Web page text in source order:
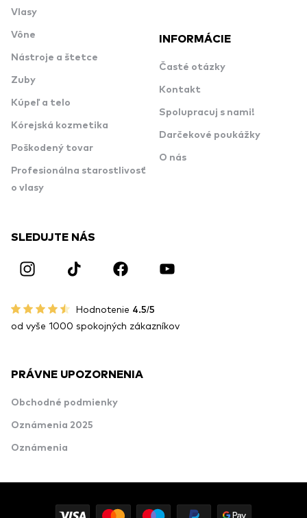
Vlasy
Vône
Nástroje a štetce
Zuby
Kúpeľ a telo
Kórejská kozmetika
Poškodený tovar
Profesionálna starostlivosť
o vlasy
INFORMÁCIE
Časté otázky
Kontakt
Spolupracuj s nami!
Darčekové poukážky
O nás
SLEDUJTE NÁS
Hodnotenie 4.5/5
od vyše 1000 spokojných zákazníkov
PRÁVNE UPOZORNENIA
Obchodné podmienky
Oznámenia 2025
Oznámenia